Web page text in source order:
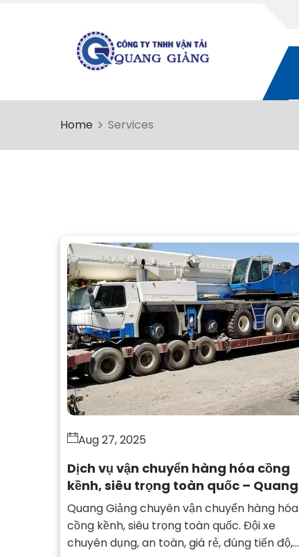
Home Services
Aug 27, 2025
Dịch vụ vận chuyển hàng hóa cồng
kềnh, siêu trọng toàn quốc – Quang
Giảng chuyên nghiệp, uy tín
Quang Giảng chuyên vận chuyển hàng hóa
cồng kềnh, siêu trọng toàn quốc. Đội xe
chuyên dụng, an toàn, giá rẻ, đúng tiến độ,